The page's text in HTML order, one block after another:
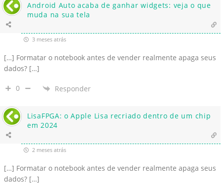
Android Auto acaba de ganhar widgets: veja o que
muda na sua tela
3 meses atrás
[…] Formatar o notebook antes de vender realmente apaga seus
dados? […]
0 Responder
LisaFPGA: o Apple Lisa recriado dentro de um chip
em 2024
2 meses atrás
[…] Formatar o notebook antes de vender realmente apaga seus
dados? […]